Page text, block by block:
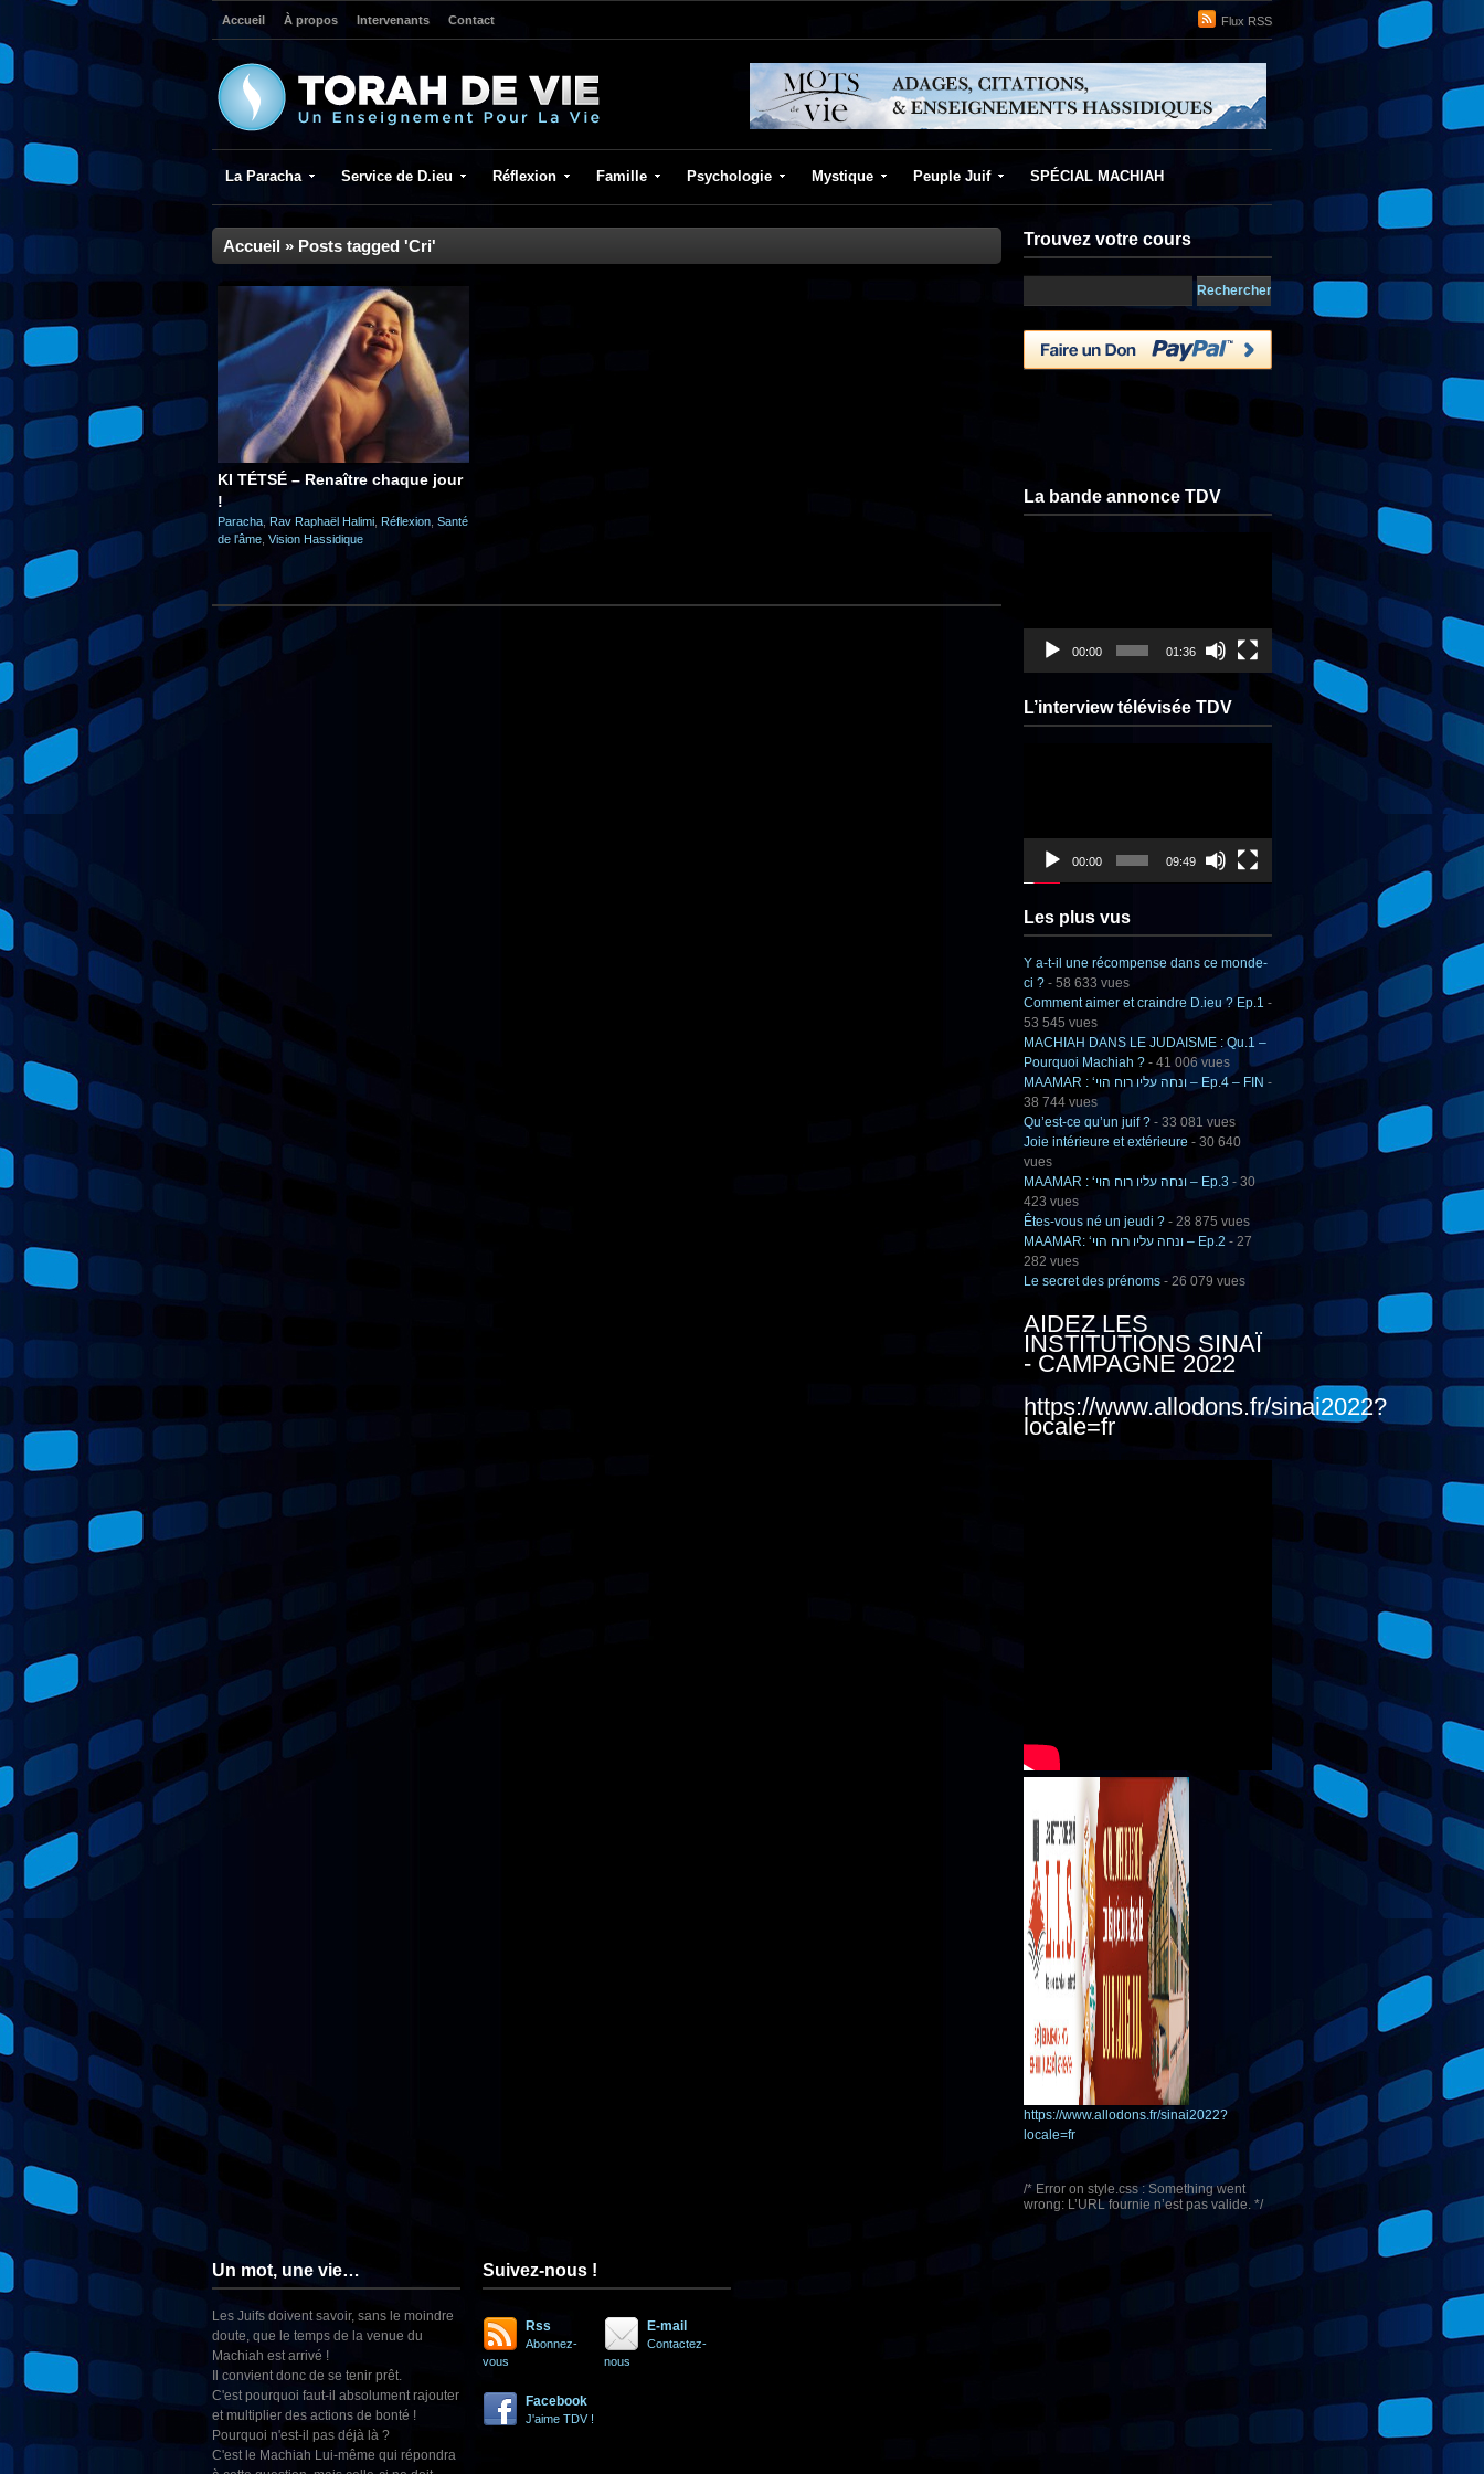
Flux RSS
Accueil À propos Intervenants Contact
La Paracha Service de D.ieu Réflexion Famille Psychologie Mystique Peuple Juif SPÉCIAL MACHIAH
Accueil » Posts tagged 'Cri'
KI TÉTSÉ – Renaître chaque jour
!
Paracha Rav Raphaël Halimi Réflexion Santé
de l'âme Vision Hassidique
Trouvez votre cours
La bande annonce TDV
00:00 01:36
L’interview télévisée TDV
00:00 09:49
Les plus vus
Y a-t-il une récompense dans ce monde-
ci ? - 58 633 vues
Comment aimer et craindre D.ieu ? Ep.1 -
53 545 vues
MACHIAH DANS LE JUDAISME : Qu.1 –
Pourquoi Machiah ? - 41 006 vues
MAAMAR : ‘ונחה עליו רוח הוי – Ep.4 – FIN -
38 744 vues
Qu’est-ce qu’un juif ? - 33 081 vues
Joie intérieure et extérieure - 30 640
vues
MAAMAR : ‘ונחה עליו רוח הוי – Ep.3 - 30
423 vues
Êtes-vous né un jeudi ? - 28 875 vues
MAAMAR: ‘ונחה עליו רוח הוי – Ep.2 - 27
282 vues
Le secret des prénoms - 26 079 vues
AIDEZ LES
INSTITUTIONS SINAÏ
- CAMPAGNE 2022
https://www.allodons.fr/sinai2022?
locale=fr
https://www.allodons.fr/sinai2022?
locale=fr
/* Error on style.css : Something went
wrong: L’URL fournie n’est pas valide. */
Un mot, une vie…
Les Juifs doivent savoir, sans le moindre
doute, que le temps de la venue du
Machiah est arrivé !
Il convient donc de se tenir prêt.
C'est pourquoi faut-il absolument rajouter
et multiplier des actions de bonté !
Pourquoi n'est-il pas déjà là ?
C'est le Machiah Lui-même qui répondra
Suivez-nous !
Rss
Abonnez-
vous
E-mail
Contactez-
nous
Facebook
J'aime TDV !